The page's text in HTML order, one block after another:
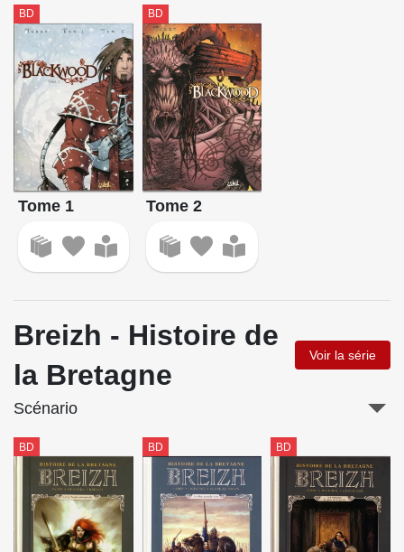
BD
Tome 1
BD
Tome 2
Breizh - Histoire de
la Bretagne
Voir la série
Scénario
BD BD BD